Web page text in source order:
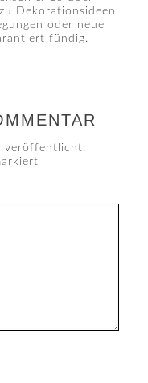
Dekorationsideen
oder neue
fündig.
veröffentlicht.